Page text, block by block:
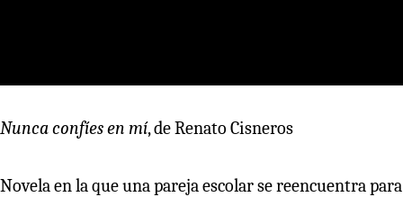
Nunca confíes en mí, de Renato Cisneros
Novela en la que una pareja escolar se reencuentra para